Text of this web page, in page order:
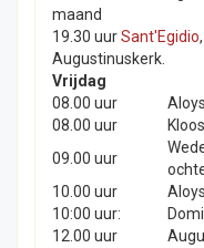
maand
19.30 uurSant'Egidio,
Augustinuskerk.
Vrijdag
08.00 uur
08.00 uur
09.00 uur
10.00 uur
10:00 uur:
12.00 uur